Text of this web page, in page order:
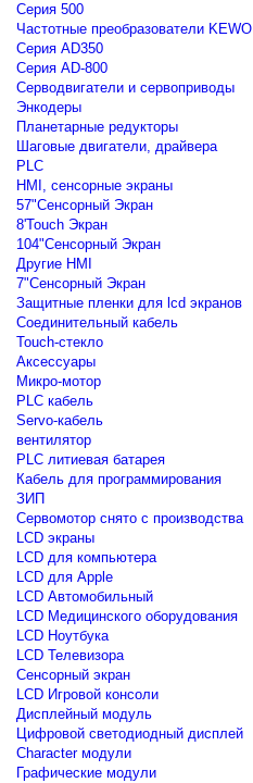
Серия 500
Частотные преобразователи KEWO
Серия AD350
Серия AD-800
Серводвигатели и сервоприводы
Энкодеры
Планетарные редукторы
Шаговые двигатели, драйвера
PLC
HMI, сенсорные экраны
57"Сенсорный Экран
8'Touch Экран
104"Сенсорный Экран
Другие HMI
7"Сенсорный Экран
Защитные пленки для lcd экранов
Соединительный кабель
Touch-стекло
Аксессуары
Микро-мотор
PLC кабель
Servo-кабель
вентилятор
PLC литиевая батарея
Кабель для программирования
ЗИП
Сервомотор снято с производства
LCD экраны
LCD для компьютера
LCD для Apple
LCD Автомобильный
LCD Медицинского оборудования
LCD Ноутбука
LCD Телевизора
Сенсорный экран
LCD Игровой консоли
Дисплейный модуль
Цифровой светодиодный дисплей
Сharacter модули
Графические модули